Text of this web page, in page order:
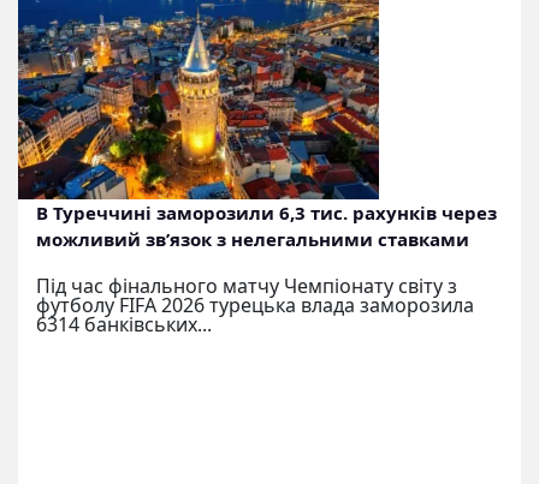
В Туреччині заморозили 6,3 тис. рахунків через
можливий зв’язок з нелегальними ставками
Під час фінального матчу Чемпіонату світу з
футболу FIFA 2026 турецька влада заморозила
6314 банківських...